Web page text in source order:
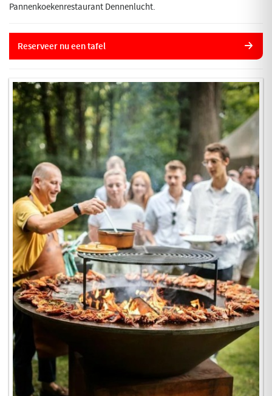
Pannenkoekenrestaurant Dennenlucht.
Reserveer nu een tafel